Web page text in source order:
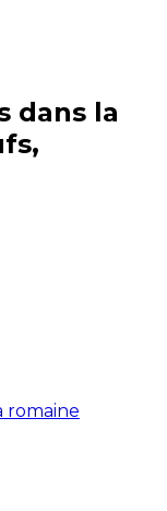
dans la
romaine